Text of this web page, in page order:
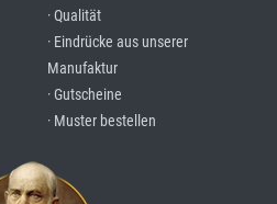
· Qualität
· Eindrücke aus unserer
Manufaktur
· Gutscheine
· Muster bestellen